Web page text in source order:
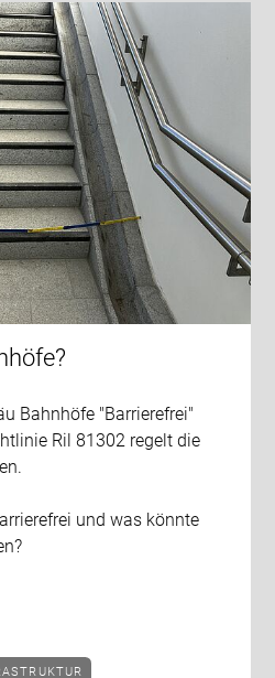
Bahnhöfe "Barrierefrei"
Ril 81302 regelt die
und was könnte